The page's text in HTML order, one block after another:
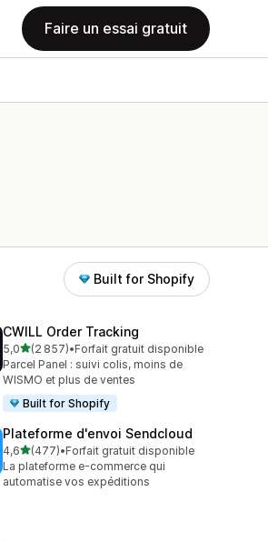
Faire un essai gratuit
Built for Shopify
CWILL Order Tracking
5,0étoile(s) sur 5
(2 857)
2857 avis au total
•Forfait gratuit disponible
Parcel Panel : suivi colis, moins de
WISMO et plus de ventes
Built for Shopify
Plateforme d'envoi Sendcloud
4,6étoile(s) sur 5
(477)
477 avis au total
•Forfait gratuit disponible
La plateforme e-commerce qui
automatise vos expéditions